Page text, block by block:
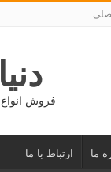
فروش
ما ارتباط با ما